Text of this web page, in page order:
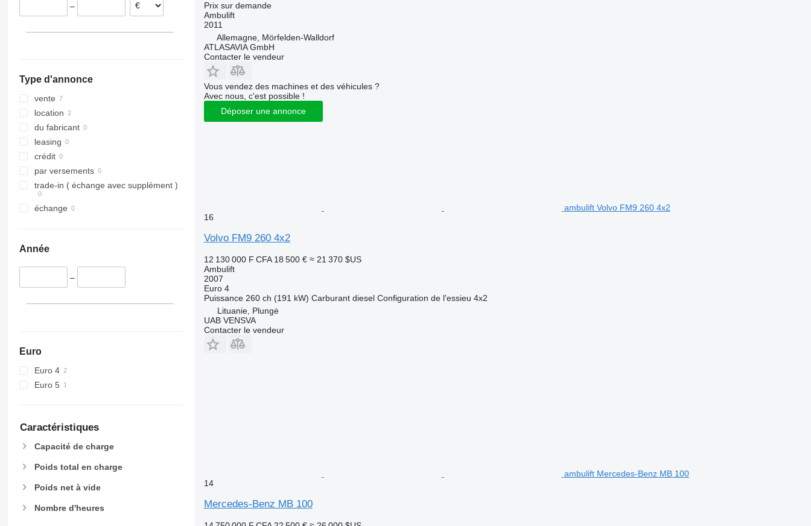
–
Type d'annonce
vente
location
du fabricant
leasing
crédit
par versements
trade-in ( échange avec supplément )
échange
Année
–
Euro
Euro 4
Euro 5
Caractéristiques
Capacité de charge
Poids total en charge
Poids net à vide
Nombre d'heures
Prix sur demande
Ambulift
2011
Allemagne, Mörfelden-Walldorf
ATLASAVIA GmbH
Contacter le vendeur
Vous vendez des machines et des véhicules ?
Avec nous, c'est possible !
Déposer une annonce
ambulift Volvo FM9 260 4x2
16
Volvo FM9 260 4x2
12 130 000 F CFA 18 500 € ≈ 21 370 $US
Ambulift
2007
Euro 4
Puissance 260 ch (191 kW) Carburant diesel Configuration de l'essieu 4x2
Lituanie, Plungė
UAB VENSVA
Contacter le vendeur
ambulift Mercedes-Benz MB 100
14
Mercedes-Benz MB 100